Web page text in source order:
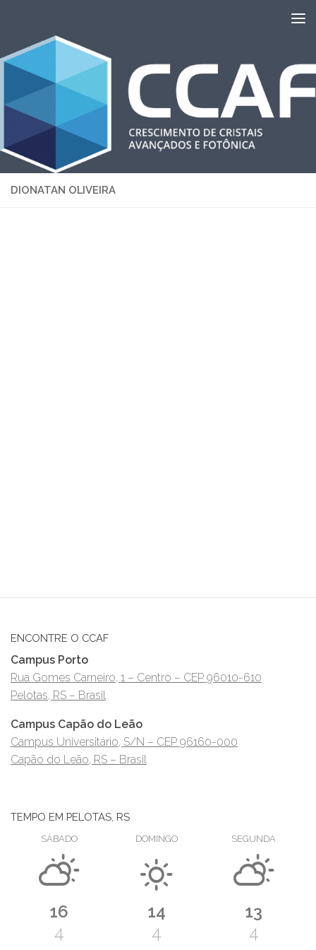
DIONATAN OLIVEIRA
ENCONTRE O CCAF
Campus Porto
Rua Gomes Carneiro, 1 – Centro – CEP 96010-610
Pelotas, RS – Brasil
Campus Capão do Leão
Campus Universitário, S/N – CEP 96160-000
Capão do Leão, RS – Brasil
TEMPO EM PELOTAS, RS
SÁBADO
16
4
DOMINGO
14
4
SEGUNDA
13
4